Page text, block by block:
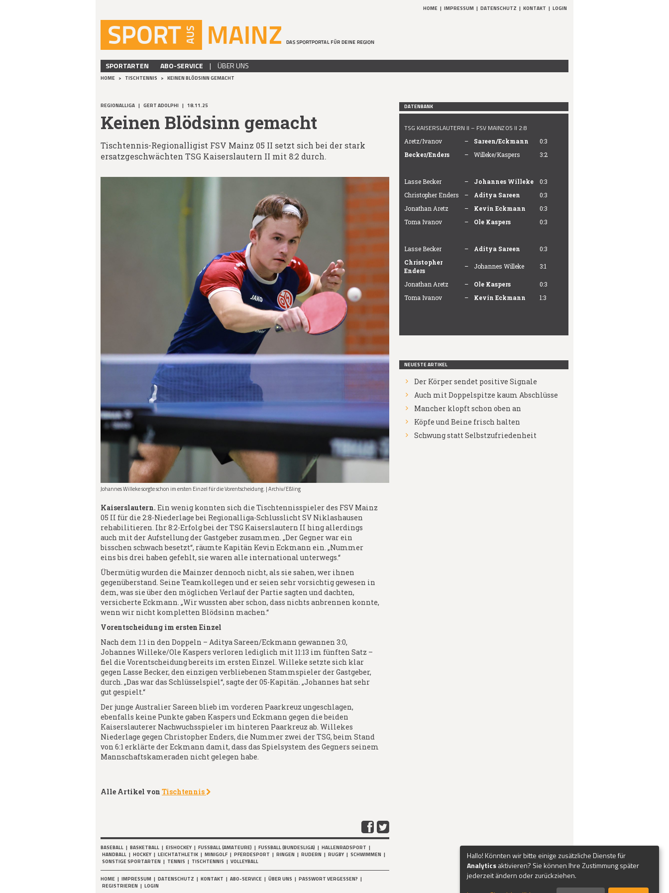
HOME | IMPRESSUM | DATENSCHUTZ | KONTAKT | LOGIN
SPORTARTEN ABO-SERVICE | ÜBER UNS
HOME > TISCHTENNIS > KEINEN BLÖDSINN GEMACHT
REGIONALLIGA | GERT ADOLPHI | 18.11.25
Keinen Blödsinn gemacht
Tischtennis-Regionalligist FSV Mainz 05 II setzt sich bei der stark
ersatzgeschwächten TSG Kaiserslautern II mit 8:2 durch.
Johannes Willeke sorgte schon im ersten Einzel für die Vorentscheidung. | Archiv/Eßling
Kaiserslautern. Ein wenig konnten sich die Tischtennisspieler des FSV Mainz
05 II für die 2:8-Niederlage bei Regionalliga-Schlusslicht SV Niklashausen
rehabilitieren. Ihr 8:2-Erfolg bei der TSG Kaiserslautern II hing allerdings
auch mit der Aufstellung der Gastgeber zusammen. „Der Gegner war ein
bisschen schwach besetzt“, räumte Kapitän Kevin Eckmann ein. „Nummer
eins bis drei haben gefehlt, sie waren alle international unterwegs.“
Übermütig wurden die Mainzer dennoch nicht, als sie sahen, wer ihnen
gegenüberstand. Seine Teamkollegen und er seien sehr vorsichtig gewesen in
dem, was sie über den möglichen Verlauf der Partie sagten und dachten,
versicherte Eckmann. „Wir wussten aber schon, dass nichts anbrennen konnte,
wenn wir nicht kompletten Blödsinn machen.“
Vorentscheidung im ersten Einzel
Nach dem 1:1 in den Doppeln – Aditya Sareen/Eckmann gewannen 3:0,
Johannes Willeke/Ole Kaspers verloren lediglich mit 11:13 im fünften Satz –
fiel die Vorentscheidung bereits im ersten Einzel. Willeke setzte sich klar
gegen Lasse Becker, den einzigen verbliebenen Stammspieler der Gastgeber,
durch. „Das war das Schlüsselspiel“, sagte der 05-Kapitän. „Johannes hat sehr
gut gespielt.“
Der junge Australier Sareen blieb im vorderen Paarkreuz ungeschlagen,
ebenfalls keine Punkte gaben Kaspers und Eckmann gegen die beiden
Kaiserslauterer Nachwuchsspieler im hinteren Paarkreuz ab. Willekes
Niederlage gegen Christopher Enders, die Nummer zwei der TSG, beim Stand
von 6:1 erklärte der Eckmann damit, dass das Spielsystem des Gegners seinem
Mannschaftskameraden nicht gelegen habe.
Alle Artikel von Tischtennis
DATENBANK
TSG KAISERSLAUTERN II – FSV MAINZ 05 II 2:8
Aretz/Ivanov – Sareen/Eckmann
0:3
Becker/Enders
– Willeke/Kaspers 3:2
Lasse Becker – Johannes Willeke
0:3
Christopher Enders
– Aditya Sareen
0:3
Jonathan Aretz
– Kevin Eckmann
0:3
Toma Ivanov
– Ole Kaspers 0:3
Lasse Becker – Aditya Sareen
0:3
Christopher
Enders
– Johannes Willeke 3:1
Jonathan Aretz – Ole Kaspers
0:3
Toma Ivanov
– Kevin Eckmann 1:3
NEUESTE ARTIKEL
Der Körper sendet positive Signale
Auch mit Doppelspitze kaum Abschlüsse
Mancher klopft schon oben an
Köpfe und Beine frisch halten
Schwung statt Selbstzufriedenheit
BASEBALL | BASKETBALL | EISHOCKEY | FUSSBALL (AMATEURE) | FUSSBALL (BUNDESLIGA) | HALLENRADSPORT |
HANDBALL | HOCKEY | LEICHTATHLETIK | MINIGOLF | PFERDESPORT | RINGEN | RUDERN | RUGBY | SCHWIMMEN |
SONSTIGE SPORTARTEN | TENNIS | TISCHTENNIS | VOLLEYBALL
HOME | IMPRESSUM | DATENSCHUTZ | KONTAKT | ABO-SERVICE | ÜBER UNS | PASSWORT VERGESSEN? |
REGISTRIEREN | LOGIN
Hallo! Könnten wir bitte einige zusätzliche Dienste für
Analyticsaktivieren? Sie können Ihre Zustimmung später
jederzeit ändern oder zurückziehen.